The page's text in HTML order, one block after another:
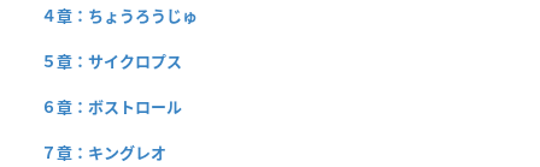
４章：ちょうろうじゅ
５章：サイクロプス
６章：ボストロール
７章：キングレオ